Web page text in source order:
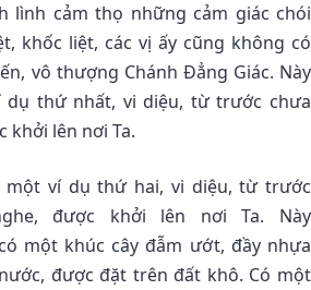
lình cảm thọ những cảm giác chói
khốc liệt, các vị ấy cũng không có
vô thượng Chánh Ðẳng Giác. Này
dụ thứ nhất, vi diệu, từ trước chưa
khởi lên nơi Ta.
một ví dụ thứ hai, vi diệu, từ trước
được khởi lên nơi Ta. Này
một khúc cây đẫm ướt, đầy nhựa
được đặt trên đất khô. Có một